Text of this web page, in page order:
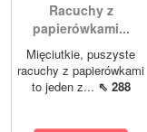
Racuchy z
papierówkami...
Mięciutkie, puszyste
racuchy z papierówkami
to jeden z... ⇖ 288